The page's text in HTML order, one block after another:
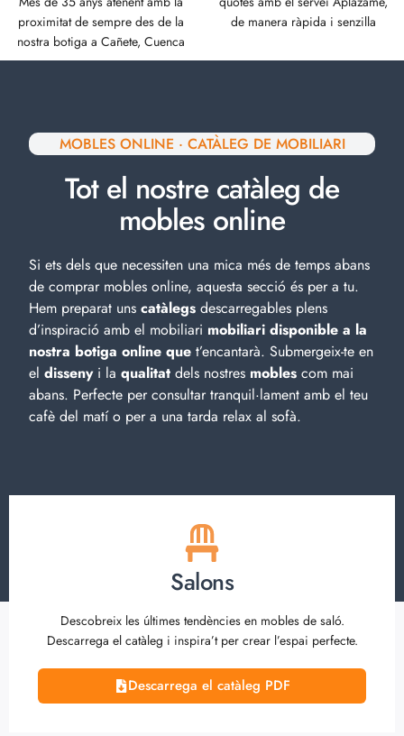
proximitat de sempre des de la
nostra botiga a Cañete, Cuenca
de manera ràpida i senzilla
MOBLES ONLINE · CATÀLEG DE MOBILIARI
Tot el nostre catàleg de
mobles online
Si ets dels que necessiten una mica més de temps abans
de comprar mobles online, aquesta secció és per a tu.
Hem preparat uns catàlegs descarregables plens
d’inspiració amb el mobiliari mobiliari disponible a la
nostra botiga online que t’encantarà. Submergeix-te en
el dissenyi la qualitat dels nostres mobles com mai
abans. Perfecte per consultar tranquil·lament amb el teu
cafè del matí o per a una tarda relax al sofà.
Salons
Descobreix les últimes tendències en mobles de saló.
Descarrega el catàleg i inspira’t per crear l’espai perfecte.
Descarrega el catàleg PDF